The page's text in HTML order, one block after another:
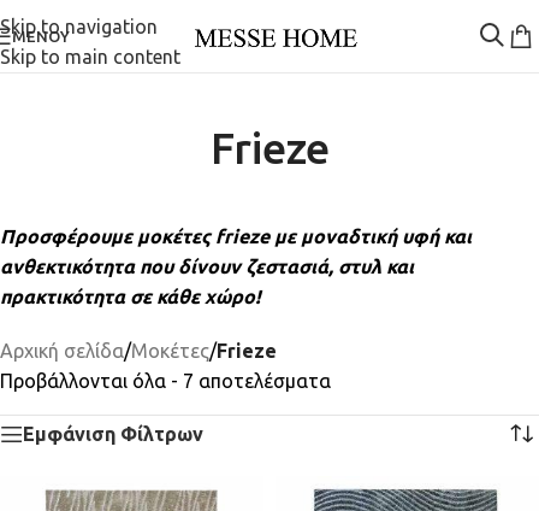
Skip to navigation
Skip to main content
ΜΕΝΟΎ
Frieze
Προσφέρουμε μοκέτες frieze με μοναδτική υφή και
ανθεκτικότητα που δίνουν ζεστασιά, στυλ και
πρακτικότητα σε κάθε χώρο!
Αρχική σελίδα/Μοκέτες/Frieze
Προβάλλονται όλα - 7 αποτελέσματα
Εμφάνιση Φίλτρων